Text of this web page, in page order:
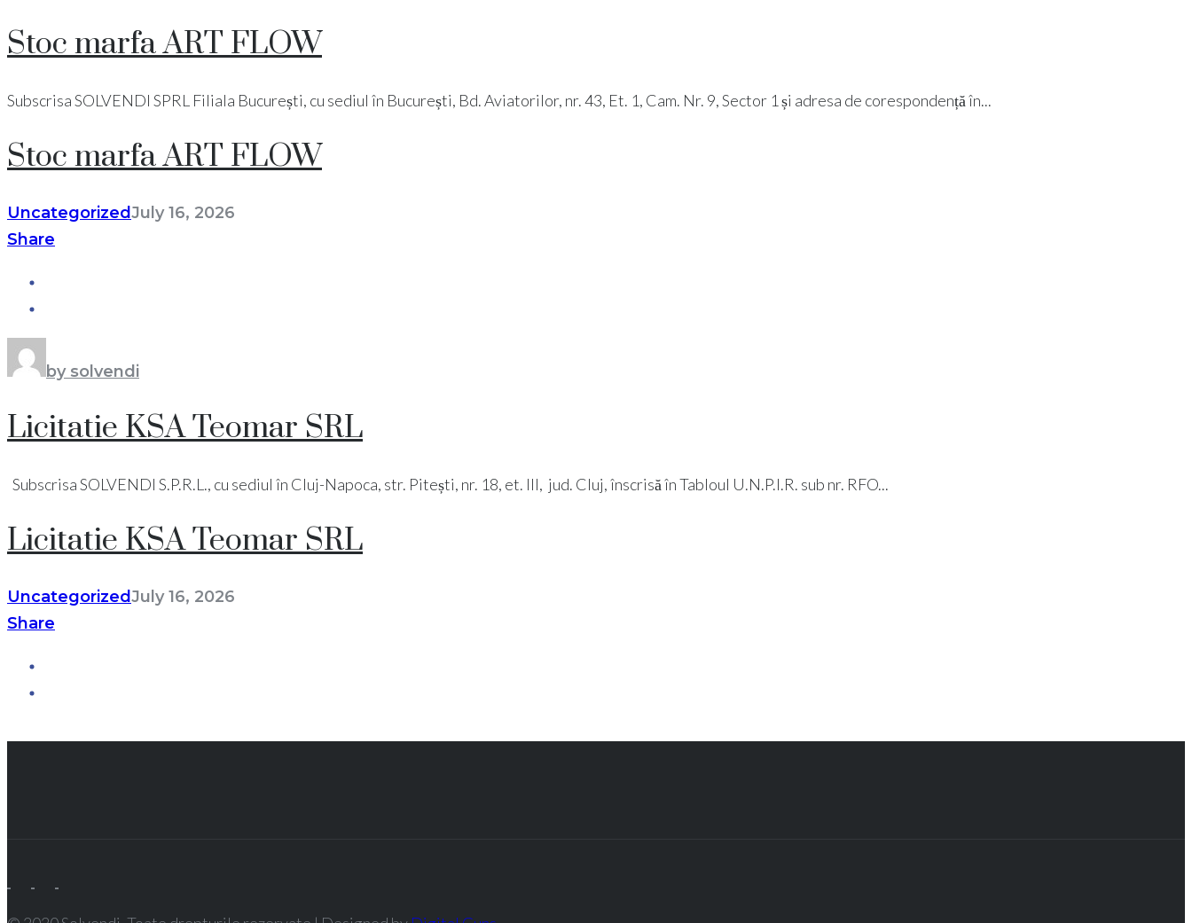
Stoc marfa ART FLOW
Subscrisa SOLVENDI SPRL Filiala București, cu sediul în București, Bd. Aviatorilor, nr. 43, Et. 1, Cam. Nr. 9, Sector 1 și adresa de corespondență în...
Stoc marfa ART FLOW
UncategorizedJuly 16, 2026
Share
by solvendi
Licitatie KSA Teomar SRL
Subscrisa SOLVENDI S.P.R.L., cu sediul în Cluj-Napoca, str. Pitești, nr. 18, et. III, jud. Cluj, înscrisă în Tabloul U.N.P.I.R. sub nr. RFO...
Licitatie KSA Teomar SRL
UncategorizedJuly 16, 2026
Share